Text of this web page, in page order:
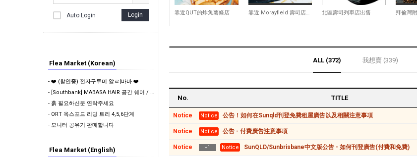
Auto Login Login
Flea Market (Korean)
- ❤️ (할인중) 전자구루미 알ㄹ|바바 ❤️
- [Southbank] MABASA HAIR 공간 쉐어 / 서브리스(Sub-lease) 파트…
- 흙 필요하신분 연락주세요
- ORT 옥스포드 리딩 트리 4,5,6단계
- 모니터 공유기 판매합니다
Flea Market (English)
196
靠近QUT的炸魚薯條店 357 靠近 Morayfield 壽司店出售 365
北區壽司列車店出售 352
ALL (372) 我想賣 (339)
No. TITLE
Notice Notice 公告！如何在Sunqld刊登免費租屋廣告以及相關注意事項
Notice Notice 公告 - 付費廣告注意事項
Notice +1 Notice SunQLD/Sunbrisbane中文版公告 - 如何刊登廣告(付費和免費)